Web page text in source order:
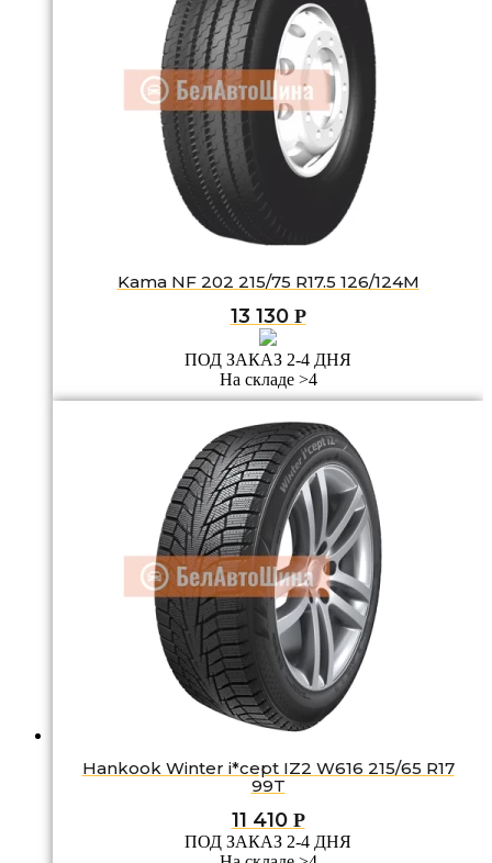
Kama NF 202 215/75 R17.5 126/124M
13 130 Р
ПОД ЗАКАЗ 2-4 ДНЯ
На складе >4
Hankook Winter i*cept IZ2 W616 215/65 R17
99T
11 410 Р
ПОД ЗАКАЗ 2-4 ДНЯ